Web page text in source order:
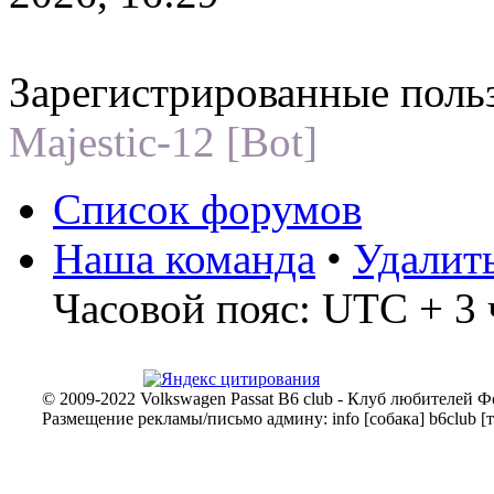
стоит,не едет,при переводе
тек же становится в
проблемой?
Анзик
17 дек 2025, 13:49
всех приветствую! пассат б6
машину заводится и глохнет.
закрывает и не открывае ни
Зарегистрированные
Majestic-12 [Bot]
Список форумов
Наша команда •
Часовой пояс: UTC + 3
© 2009-2022 Volkswagen Passat B6 club - Клуб любителей
Размещение рекламы/письмо админу: info [собака] b6club